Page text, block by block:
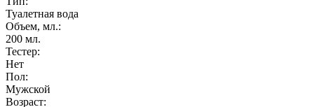
Туалетная вода
Объем, мл.:
200 мл.
Тестер:
Нет
Пол:
Мужской
Возраст: